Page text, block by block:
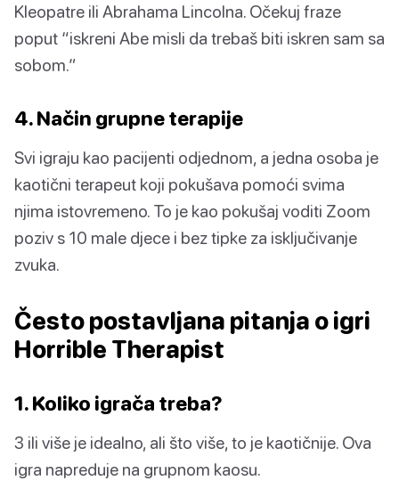
Kleopatre ili Abrahama Lincolna. Očekuj fraze
poput “iskreni Abe misli da trebaš biti iskren sam sa
sobom.”
4. Način grupne terapije
Svi igraju kao pacijenti odjednom, a jedna osoba je
kaotični terapeut koji pokušava pomoći svima
njima istovremeno. To je kao pokušaj voditi Zoom
poziv s 10 male djece i bez tipke za isključivanje
zvuka.
Često postavljana pitanja o igri
Horrible Therapist
1. Koliko igrača treba?
3 ili više je idealno, ali što više, to je kaotičnije. Ova
igra napreduje na grupnom kaosu.